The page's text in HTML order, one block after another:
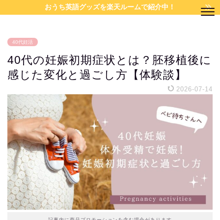
おうち英語グッズを楽天ルームで紹介中！
40代妊活
40代の妊娠初期症状とは？胚移植後に
感じた変化と過ごし方【体験談】
2026-07-14